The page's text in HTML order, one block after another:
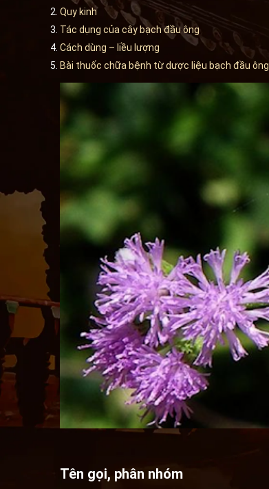
Quy kinh
Tác dụng của cây bạch đầu ông
Cách dùng – liều lượng
Bài thuốc chữa bệnh từ dược liệu bạch đầu ông
Tên gọi, phân nhóm